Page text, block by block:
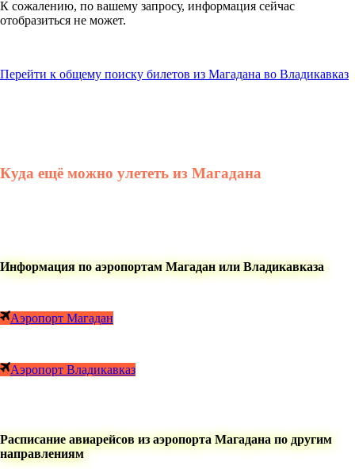
К сожалению, по вашему запросу, информация сейчас
отобразиться не может.
Перейти к общему поиску билетов из Магадана во Владикавказ
Куда ещё можно улететь из Магадана
Информация по аэропортам Магадан или Владикавказа
Аэропорт Магадан
Аэропорт Владикавказ
Расписание авиарейсов из аэропорта Магадана по другим
направлениям